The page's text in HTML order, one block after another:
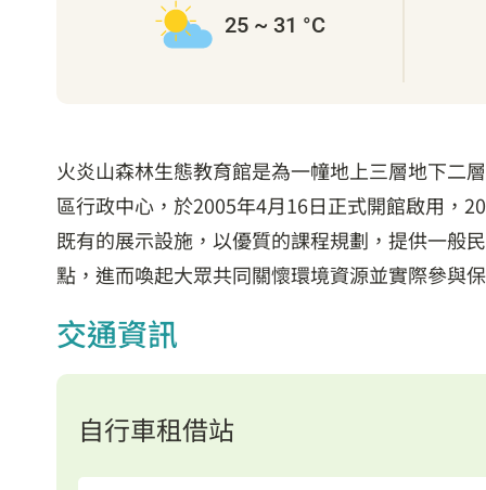
25 ~ 31 °C
火炎山森林生態教育館是為一幢地上三層地下二
區行政中心，於2005年4月16日正式開館啟用，
既有的展示設施，以優質的課程規劃，提供一般
點，進而喚起大眾共同關懷環境資源並實際參與
交通資訊
自行車租借站